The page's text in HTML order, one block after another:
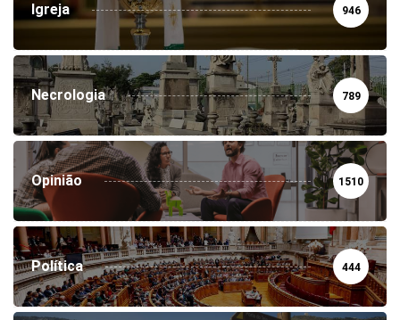
Igreja 946
Necrologia 789
Opinião 1510
Política 444